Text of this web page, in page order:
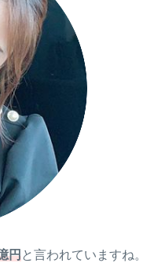
円と言われていますね。